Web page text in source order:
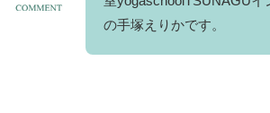
の手塚えりかです。